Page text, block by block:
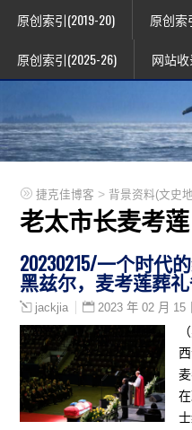
原创索引(2019-20) 原创索
原创索引(2025-26) 网站
捷克佳博客 > 背景资料(文史
老太市长麦考莲
20230215/一个时代
黑兹尔，麦考莲葬
jackjia 2023 年 02 月 15